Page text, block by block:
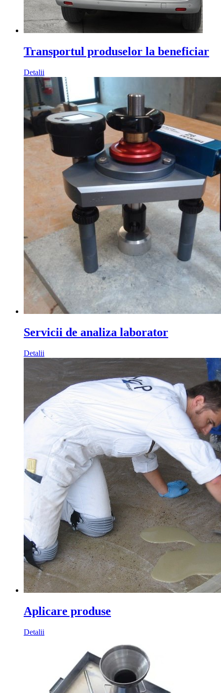
Transportul produselor la beneficiar
Detalii
Servicii de analiza laborator
Detalii
Aplicare produse
Detalii